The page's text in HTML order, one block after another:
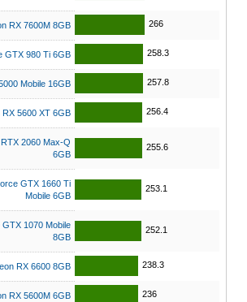
RX 7600M 8GB 266
GTX 980 Ti 6GB 258.3
Mobile 16GB 257.8
RX 5600 XT 6GB 256.4
2060 Max-Q
6GB
255.6
GTX 1660 Ti
Mobile 6GB
253.1
1070 Mobile
8GB
252.1
RX 6600 8GB 238.3
RX 5600M 6GB 236